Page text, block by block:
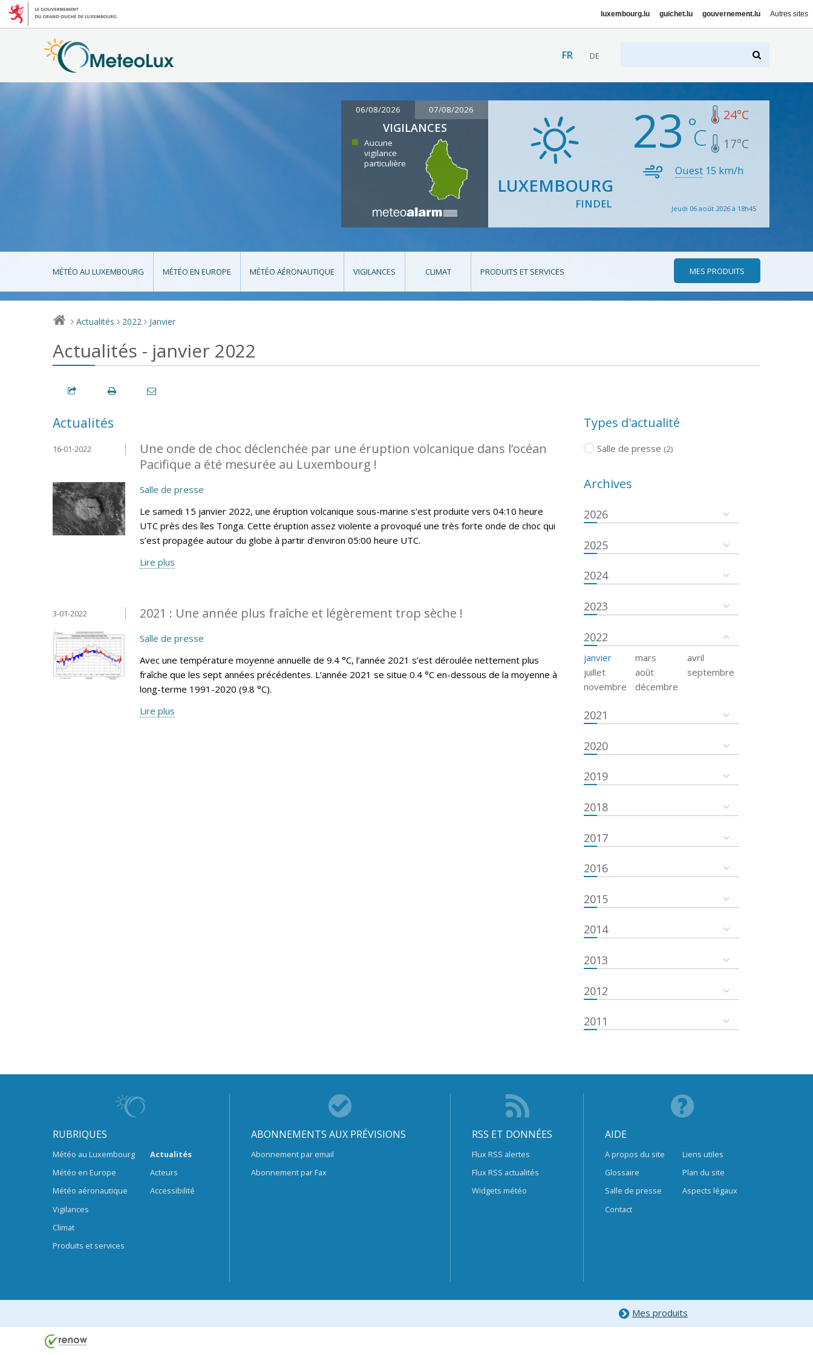
luxembourg.lu guichet.lu gouvernement.lu Autres sites
FR DE
06/08/2026 07/08/2026
VIGILANCES
Aucune
vigilance
particulière
LUXEMBOURG
FINDEL
23 24°C
17°C
Ouest 15 km/h
Jeudi 06 août 2026 à 18h45
MÉTÉO AU LUXEMBOURG MÉTÉO EN EUROPE MÉTÉO AÉRONAUTIQUE VIGILANCES CLIMAT PRODUITS ET SERVICES MES PRODUITS
> Actualités > 2022 > Janvier
Actualités - janvier 2022
Actualités
Une onde de choc déclenchée par une éruption volcanique dans l’océan
Pacifique a été mesurée au Luxembourg !
16-01-2022
Salle de presse
Le samedi 15 janvier 2022, une éruption volcanique sous-marine s’est produite vers 04:10 heure
UTC près des îles Tonga. Cette éruption assez violente a provoqué une très forte onde de choc qui
s’est propagée autour du globe à partir d’environ 05:00 heure UTC.
Lire plus
2021 : Une année plus fraîche et légèrement trop sèche !
3-01-2022
Salle de presse
Avec une température moyenne annuelle de 9.4 °C, l’année 2021 s’est déroulée nettement plus
fraîche que les sept années précédentes. L’année 2021 se situe 0.4 °C en-dessous de la moyenne à
long-terme 1991-2020 (9.8 °C).
Lire plus
Types d'actualité
Salle de presse (2)
Archives
2026
2025
2024
2023
2022
janvier mars
avril
juillet
août
septembre
novembre
décembre
2021
2020
2019
2018
2017
2016
2015
2014
2013
2012
2011
RUBRIQUES
Météo au Luxembourg
Météo en Europe
Météo aéronautique
Vigilances
Climat
Produits et services
Actualités
Acteurs
Accessibilité
ABONNEMENTS AUX PRÉVISIONS
Abonnement par email
Abonnement par Fax
RSS ET DONNÉES
Flux RSS alertes
Flux RSS actualités
Widgets météo
AIDE
A propos du site
Glossaire
Salle de presse
Contact
Liens utiles
Plan du site
Aspects légaux
Mes produits